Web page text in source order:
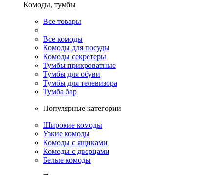
Комоды, тумбы
Все товары
Все комоды
Комоды для посуды
Комоды секретеры
Тумбы прикроватные
Тумбы для обуви
Тумбы для телевизора
Тумба бар
Популярные категории
Широкие комоды
Узкие комоды
Комоды с ящиками
Комоды с дверцами
Белые комоды